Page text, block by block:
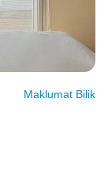
Maklumat Bilik